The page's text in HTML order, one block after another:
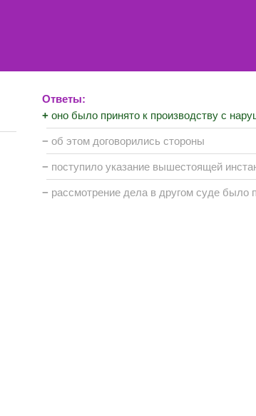
Ответы:
+ оно было принято к производству с
− об этом договорились стороны
− поступило указание вышестоящей
− рассмотрение дела в другом суде было